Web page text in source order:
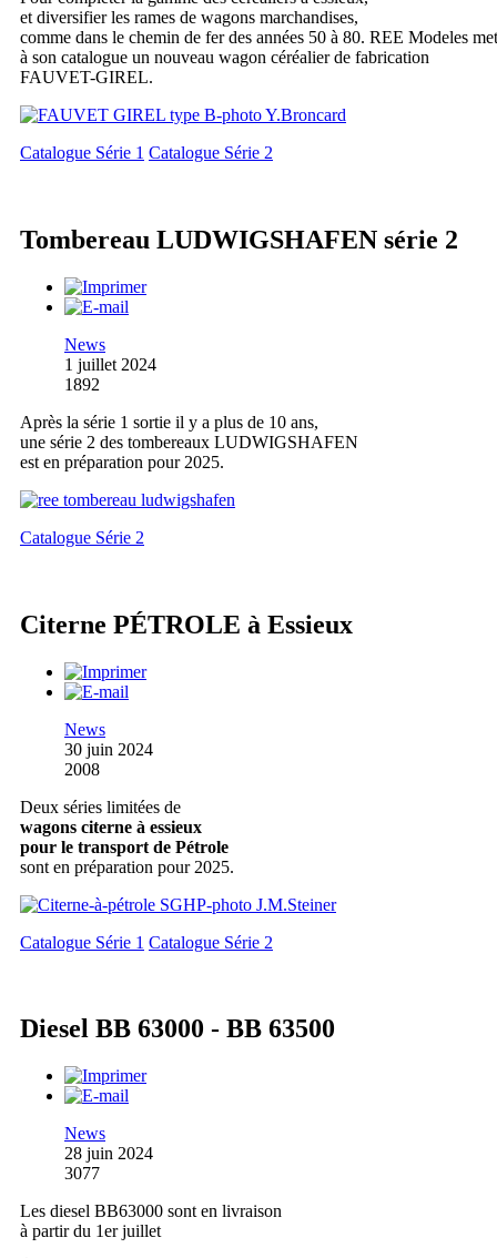
et diversifier les rames de wagons marchandises,
comme dans le chemin de fer des années 50 à 80. REE Modeles met
à son catalogue un nouveau wagon céréalier de fabrication
FAUVET-GIREL.
Catalogue Série 1 Catalogue Série 2
Tombereau LUDWIGSHAFEN série 2
News
1 juillet 2024
1892
Après la série 1 sortie il y a plus de 10 ans,
une série 2 des tombereaux LUDWIGSHAFEN
est en préparation pour 2025.
Catalogue Série 2
Citerne PÉTROLE à Essieux
News
30 juin 2024
2008
Deux séries limitées de
wagons citerne à essieux
pour le transport de Pétrole
sont en préparation pour 2025.
Catalogue Série 1 Catalogue Série 2
Diesel BB 63000 - BB 63500
News
28 juin 2024
3077
Les diesel BB63000 sont en livraison
à partir du 1er juillet